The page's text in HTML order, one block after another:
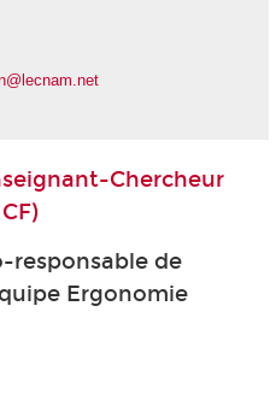
Chercheur
responsable de
Ergonomie